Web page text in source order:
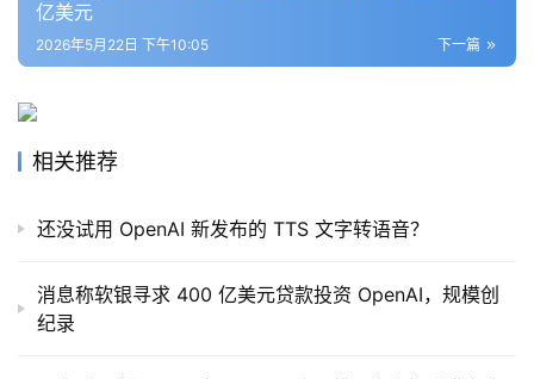
亿美元
下一篇
2026年5月22日 下午10:05
相关推荐
还没试用 OpenAI 新发布的 TTS 文字转语音？
消息称软银寻求 400 亿美元贷款投资 OpenAI，规模创
纪录